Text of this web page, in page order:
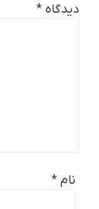
دیدگاه *
نام *